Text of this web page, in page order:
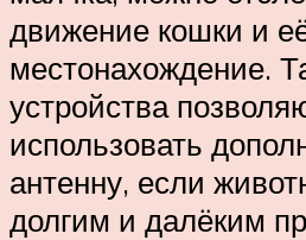
движение кошки и
местонахождение.
устройства
использовать
антенну, если
долгим и далёким